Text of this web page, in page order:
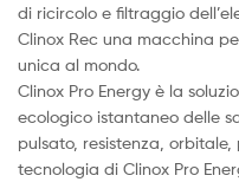
di ricircolo e filtraggio
Clinox Rec una macchina
unica al mondo.
Clinox Pro Energy è la
ecologico istantaneo delle
pulsato, resistenza,
tecnologia di Clinox Pro